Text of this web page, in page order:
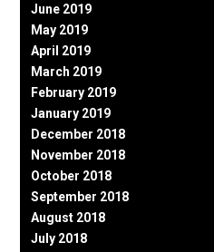
June 2019
May 2019
April 2019
March 2019
February 2019
January 2019
December 2018
November 2018
October 2018
September 2018
August 2018
July 2018